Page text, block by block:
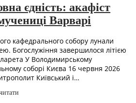
єдність: акафіст
Варварі
кафедрального собору лунали
Богослужіння завершилося літією
У Володимирському
соборі Києва 16 червня 2026
Київський і…